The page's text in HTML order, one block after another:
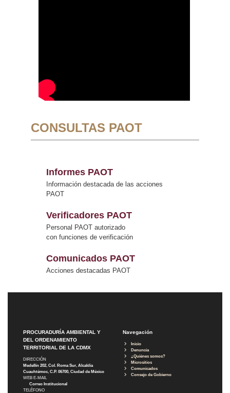
CONSULTAS PAOT
Informes PAOT
Información destacada de las acciones
PAOT
Verificadores PAOT
Personal PAOT autorizado
con funciones de verificación
Comunicados PAOT
Acciones destacadas PAOT
PROCURADURÍA AMBIENTAL Y
DEL ORDENAMIENTO
TERRITORIAL DE LA CDMX
DIRECCIÓN
Medellín 202, Col. Roma Sur, Alcaldía
Cuauhtémoc, C.P. 06700, Ciudad de México
WEB E-MAIL
Correo Institucional
TELÉFONO
Navegación
Inicio
Denuncia
¿Quiénes somos?
Micrositios
Comunicados
Consejo de Gobierno